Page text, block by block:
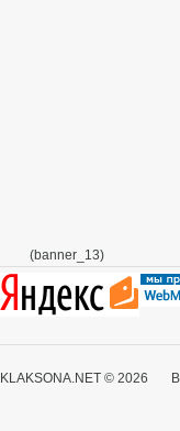
(banner_13)
KLAKSONA.NET © 2026